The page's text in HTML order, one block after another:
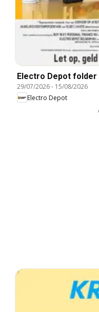
Electro Depot folder
29/07/2026- 15/08/2026
Electro Depot